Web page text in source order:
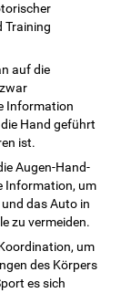
Training
auf die
Information
Hand geführt
ist.
Augen-Hand-
Information, um
das Auto in
zu vermeiden.
um
des Körpers
es sich